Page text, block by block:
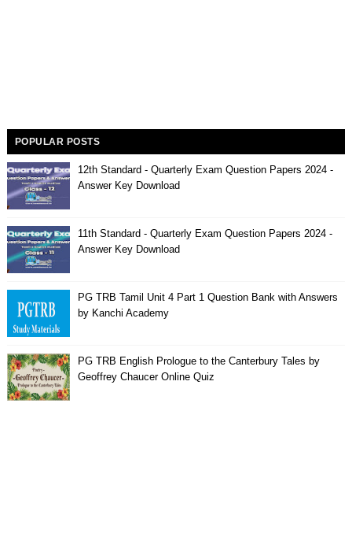
POPULAR POSTS
12th Standard - Quarterly Exam Question Papers 2024 -
Answer Key Download
11th Standard - Quarterly Exam Question Papers 2024 -
Answer Key Download
PG TRB Tamil Unit 4 Part 1 Question Bank with Answers
by Kanchi Academy
PG TRB English Prologue to the Canterbury Tales by
Geoffrey Chaucer Online Quiz